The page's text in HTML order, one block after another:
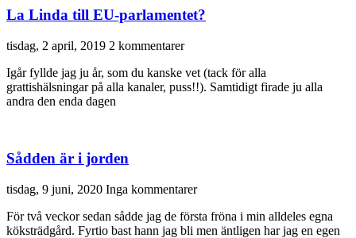
La Linda till EU-parlamentet?
tisdag, 2 april, 2019 2 kommentarer
Igår fyllde jag ju år, som du kanske vet (tack för alla
grattishälsningar på alla kanaler, puss!!). Samtidigt firade ju alla
andra den enda dagen
Sådden är i jorden
tisdag, 9 juni, 2020 Inga kommentarer
För två veckor sedan sådde jag de första fröna i min alldeles egna
köksträdgård. Fyrtio bast hann jag bli men äntligen har jag en egen